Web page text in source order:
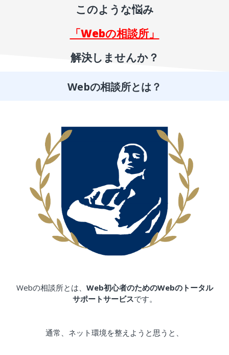
このような悩み
「Webの相談所」
解決しませんか？
Webの相談所とは？
Webの相談所とは、 Web初心者のためのWebのトータル
サポートサービスです。
通常、ネット環境を整えようと思うと、